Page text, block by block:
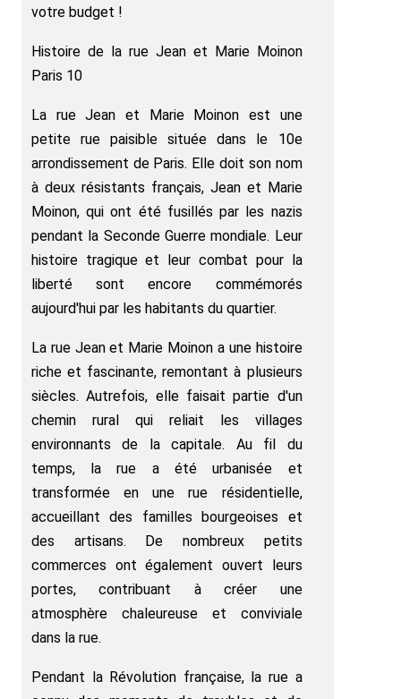
votre budget !
Histoire de la rue Jean et Marie Moinon
Paris 10
La rue Jean et Marie Moinon est une
petite rue paisible située dans le 10e
arrondissement de Paris. Elle doit son nom
à deux résistants français, Jean et Marie
Moinon, qui ont été fusillés par les nazis
pendant la Seconde Guerre mondiale. Leur
histoire tragique et leur combat pour la
liberté sont encore commémorés
aujourd'hui par les habitants du quartier.
La rue Jean et Marie Moinon a une histoire
riche et fascinante, remontant à plusieurs
siècles. Autrefois, elle faisait partie d'un
chemin rural qui reliait les villages
environnants de la capitale. Au fil du
temps, la rue a été urbanisée et
transformée en une rue résidentielle,
accueillant des familles bourgeoises et
des artisans. De nombreux petits
commerces ont également ouvert leurs
portes, contribuant à créer une
atmosphère chaleureuse et conviviale
dans la rue.
Pendant la Révolution française, la rue a